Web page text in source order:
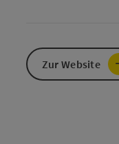
Zur Website